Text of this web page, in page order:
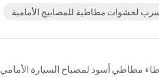
لحشوات مطاطية للمصابيح الأمامية
مطاطي أسود لمصباح السيارة الأمامي